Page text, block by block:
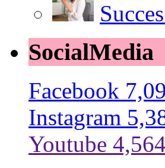
SocialMedia
Facebook
Instagram
Youtube 4,564